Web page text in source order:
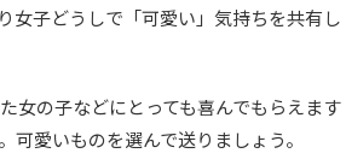
女子どうしで「可愛い」気持ちを共有し
女の子などにとっても喜んでもらえます
愛いものを選んで送りましょう。